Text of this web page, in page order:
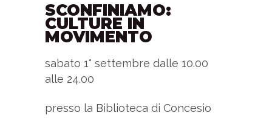
SCONFINIAMO:
CULTURE IN
MOVIMENTO
sabato 1° settembre dalle 10.00
alle 24.00
presso la Biblioteca di Concesio